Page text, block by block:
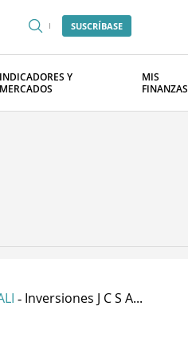
SUSCRÍBASE
INDICADORES Y
MERCADOS
MIS
FINANZAS
- Inversiones J C S A...